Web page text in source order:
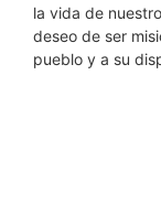
la vida de
deseo de ser
pueblo y a su